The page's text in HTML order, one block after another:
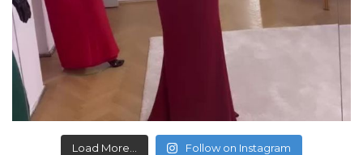
Load More... Follow on Instagram